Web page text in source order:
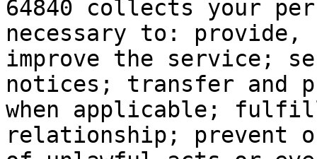
64840 collects your
necessary to: provide,
improve the service;
notices; transfer and
when applicable;
relationship; prevent